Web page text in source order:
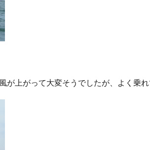
が上がって大変そうでしたが、よく乗